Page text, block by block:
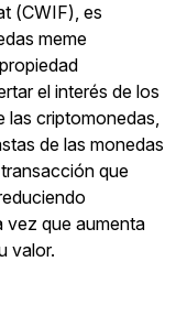
(CWIF), es
meme
el interés de los
las criptomonedas,
de las monedas
que
vez que aumenta
valor.